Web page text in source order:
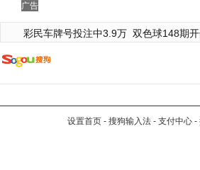
广告
彩民车牌号投注中3.9万 双色球148期
设置首页 - 搜狗输入法 - 支付中心 -